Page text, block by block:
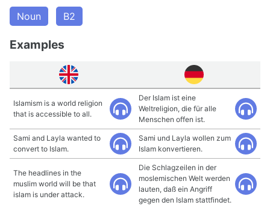
Noun B2
Examples
Islamism is a world religion
that is accessible to all.
Der Islam ist eine
Weltreligion, die für alle
Menschen offen ist.
Sami and Layla wanted to
convert to Islam.
Sami und Layla wollen zum
Islam konvertieren.
The headlines in the
muslim world will be that
islam is under attack.
Die Schlagzeilen in der
moslemischen Welt werden
lauten, daß ein Angriff
gegen den Islam stattfindet.